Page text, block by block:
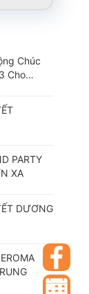
Chúc
Cho
PARTY
XA
DƯƠNG